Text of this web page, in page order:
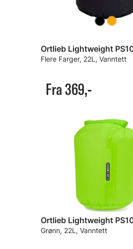
Flere Farger, 22L, Vanntett
Fra 369,-
Grønn, 22L, Vanntett